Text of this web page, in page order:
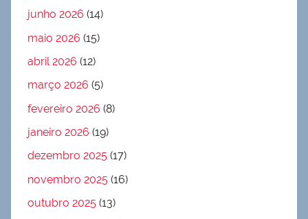
junho 2026 (14)
maio 2026 (15)
abril 2026 (12)
março 2026 (5)
fevereiro 2026 (8)
janeiro 2026 (19)
dezembro 2025 (17)
novembro 2025 (16)
outubro 2025 (13)